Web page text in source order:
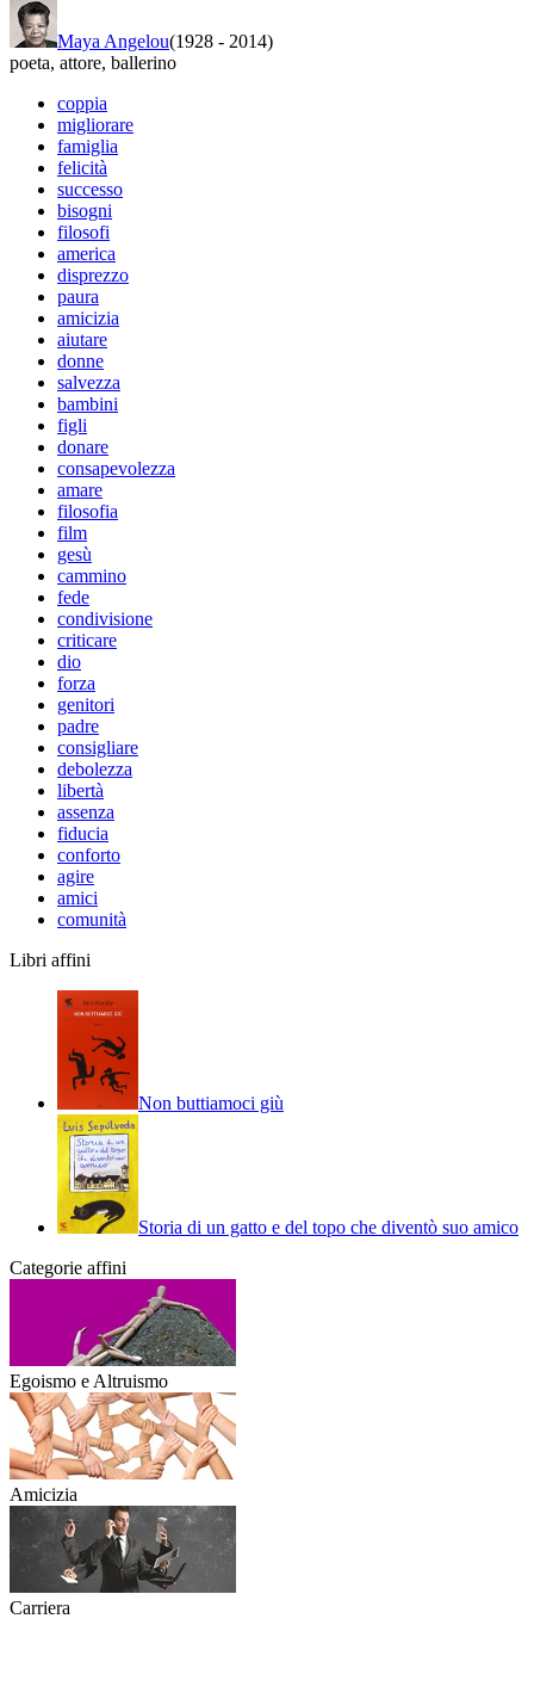
Maya Angelou(1928 - 2014)
poeta, attore, ballerino
coppia
migliorare
famiglia
felicità
successo
bisogni
filosofi
america
disprezzo
paura
amicizia
aiutare
donne
salvezza
bambini
figli
donare
consapevolezza
amare
filosofia
film
gesù
cammino
fede
condivisione
criticare
dio
forza
genitori
padre
consigliare
debolezza
libertà
assenza
fiducia
conforto
agire
amici
comunità
Libri affini
Non buttiamoci giù
Storia di un gatto e del topo che diventò suo amico
Categorie affini
Egoismo e Altruismo
Amicizia
Carriera